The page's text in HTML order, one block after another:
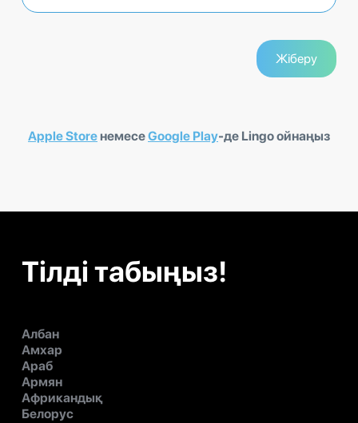
Apple StoreнемесеGoogle Play-де Lingo ойнаңыз
Тілді табыңыз!
Албан
Амхар
Араб
Армян
Африкандық
Белорус